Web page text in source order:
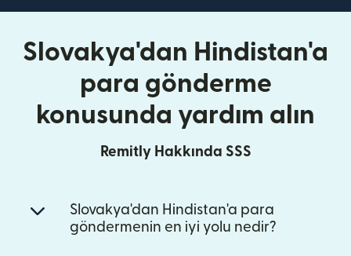
Slovakya'dan Hindistan'a
para gönderme
konusunda yardım alın
Remitly Hakkında SSS
Slovakya'dan Hindistan'a para
göndermenin en iyi yolu nedir?